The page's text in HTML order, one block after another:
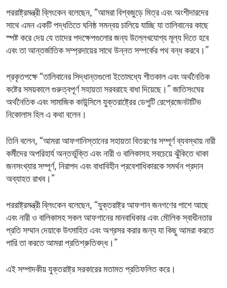
পররাষ্ট্রমন্ত্রী ব্লিংকেন বলেছেন, “আমরা বিশ্বজুড়ে মিত্র এবং অংশীদারদের
সাথে এমন একটি পদ্ধতিতে ঘনিষ্ঠ সমন্বয় চালিয়ে যাচ্ছি যা তালিবানের কাছে
স্পষ্ট করে দেয় যে তাদের পদক্ষেপগুলোর জন্য উল্লেখযোগ্য মূল্য দিতে হবে
এবং তা আন্তর্জাতিক সম্প্রদায়ের সাথে উন্নত সম্পর্কের পথ বন্ধ করবে।”
প্রকৃতপক্ষে “তালিবানের সিদ্ধান্তগুলো ইতোমধ্যে শীতকাল এবং অর্থনৈতিক
কষ্টের সময়কালে গুরুত্বপূর্ণ সহায়তা সরবরাহে বাধা দিয়েছে।” জাতিসংঘের
অর্থনৈতিক এবং সামাজিক কাউন্সিলে যুক্তরাষ্ট্রের ডেপুটি রেপ্রেজেনটাটিভ
নিকোলাস হিল এ কথা বলেন।
তিনি বলেন, “আমরা আফগানিস্তানের সহায়তা বিতরণের সম্পূর্ণ ব্যবস্থায় নারী
কর্মীদের অপরিহার্য অন্তর্ভুক্তি এবং নারী ও বালিকাসহ সবচেয়ে ঝুঁকিতে থাকা
জনসংখ্যার সম্পূর্ণ, নিরাপদ এবং বাধাবিহীন প্রবেশাধিকারকে সমর্থন প্রদান
অব্যাহত রাখব।”
পররাষ্ট্রমন্ত্রী ব্লিংকেন বলেছেন, “যুক্তরাষ্ট্র আফগান জনগণের পাশে আছে
এবং নারী ও বালিকাসহ সকল আফগানের মানবাধিকার এবং মৌলিক স্বাধীনতার
প্রতি সম্মান দেয়াকে উৎসাহিত এবং অগ্রসর করার জন্য যা কিছু আমরা করতে
পারি তা করতে আমরা প্রতিশ্রুতিবদ্ধ।”
এই সম্পাদকীয় যুক্তরাষ্ট্র সরকারের মতামত প্রতিফলিত করে।